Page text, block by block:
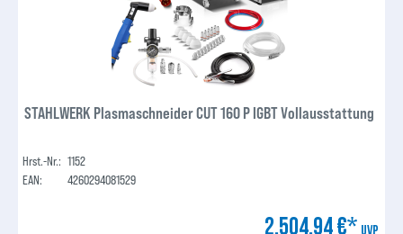
STAHLWERK Plasmaschneider CUT 160 P IGBT Vollausstattung
Hrst.-Nr.: 1152
EAN:
4260294081529
2.504,94 €* UVP